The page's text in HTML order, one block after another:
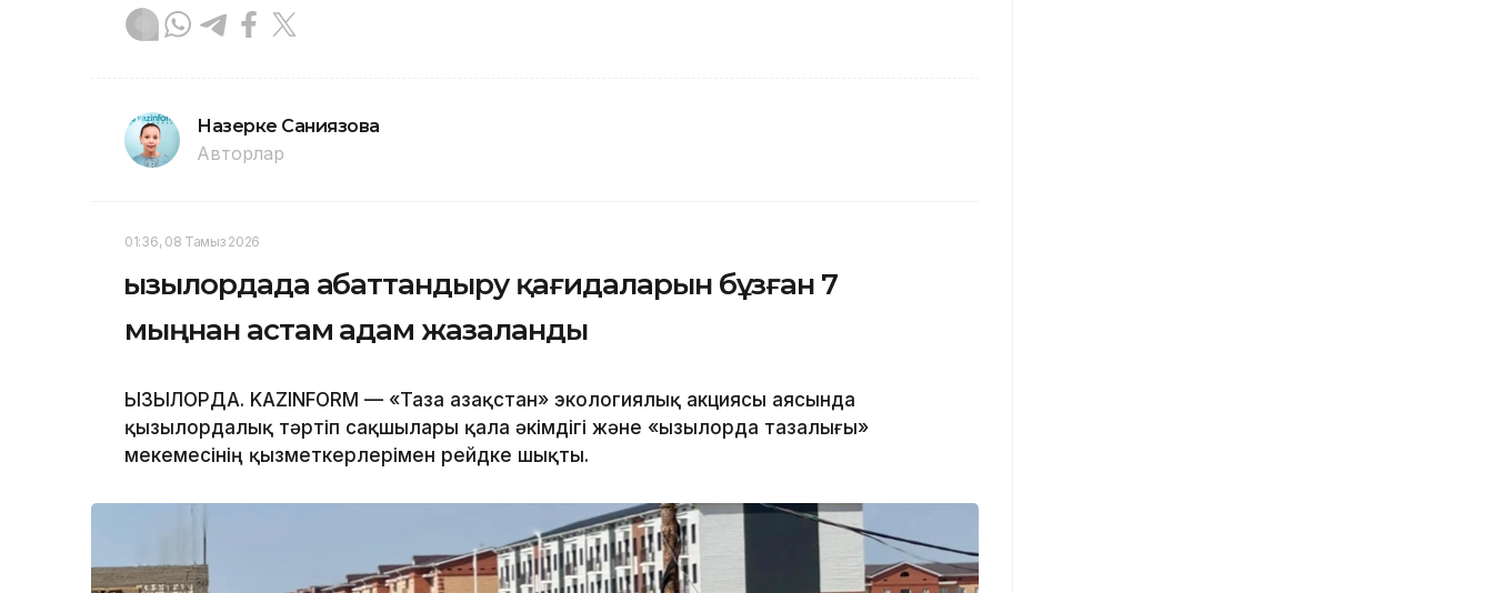
Назерке Саниязова
Авторлар
01:36, 08 Тамыз 2026
Қызылордада абаттандыру қағидаларын бұзған 7
мыңнан астам адам жазаланды
ҚЫЗЫЛОРДА. KAZINFORM — «Таза Қазақстан» экологиялық акциясы аясында
қызылордалық тәртіп сақшылары қала әкімдігі және «Қызылорда тазалығы»
мекемесінің қызметкерлерімен рейдке шықты.